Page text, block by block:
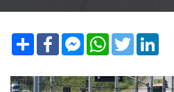
Share FacebookFacebook
Messenger
WhatsApp
Twitter